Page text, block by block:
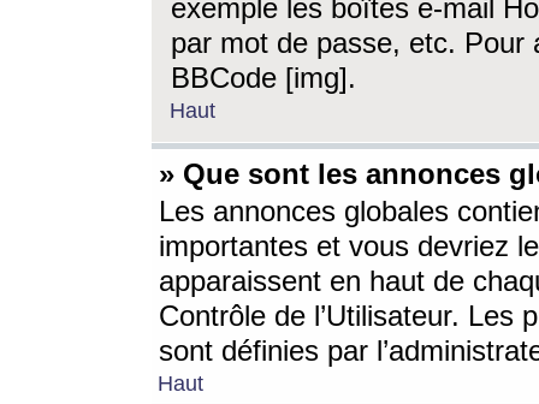
exemple les boîtes e-mail
par mot de passe, etc. Pour
BBCode [img].
Haut
» Que sont les annonces
Les annonces globales
importantes et vous devriez
apparaissent en haut de
Contrôle de l’Utilisateur. Les
sont définies par
Haut